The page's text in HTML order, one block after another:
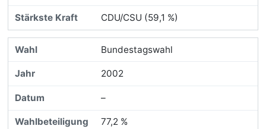
CDU/CSU (59,1 %)
Bundestagswahl
2002
–
77,2 %